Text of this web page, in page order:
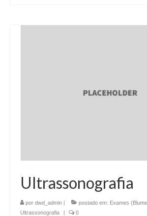
Ultrassonografia
por dwd_admin | postado em: Exames
Ultrassonografia
| 0